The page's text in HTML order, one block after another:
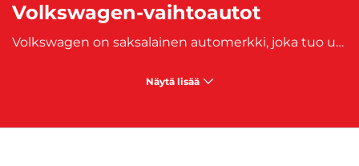
Volkswagen-vaihtoautot
Volkswagen on saksalainen automerkki, joka tuo uusimmat innovaatiot ja laatuautot koko kansan ulottuville. Tuttavammin Volkkarina ja Volsuna tunnetun autonvalmistajan valikoimaan kuuluvat pakettiautot, kaupunkimaasturit, tila-autot ja henkilöautot. Volkswagen tuli tunnetuksi vuonna 1937 kansanautostaan VW Kuplasta ja valmistaa edelleen mm. klassikoksi muodostunutta
Näytä lisää